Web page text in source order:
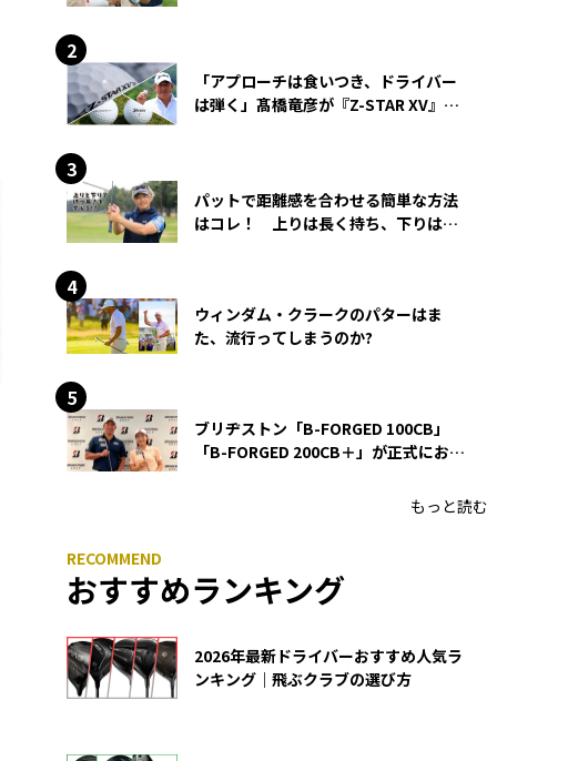
「アプローチは食いつき、ドライバー
は弾く」髙橋竜彦が『Z-STAR XV』を
パットで距離感を合わせる簡単な方法
はコレ！ 上りは長く持ち、下りは短
ウィンダム・クラークのパターはま
た、流行ってしまうのか?
ブリヂストン「B-FORGED 100CB」
「B-FORGED 200CB＋」が正式にお披
もっと読む
おすすめランキング
2026年最新ドライバーおすすめ人気ラ
ンキング｜飛ぶクラブの選び方